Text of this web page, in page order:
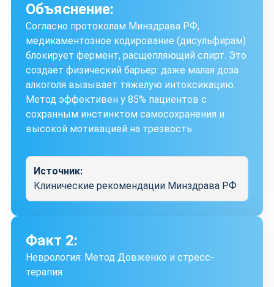
Объяснение:
Согласно протоколам Минздрава РФ,
медикаментозное кодирование (дисульфирам)
блокирует фермент, расщепляющий спирт. Это
создает физический барьер: даже малая доза
алкоголя вызывает тяжелую интоксикацию.
Метод эффективен у 85% пациентов с
сохранным инстинктом самосохранения и
высокой мотивацией на трезвость.
Источник:
Клинические рекомендации Минздрава РФ
Факт 2:
Неврология: Метод Довженко и стресс-
терапия